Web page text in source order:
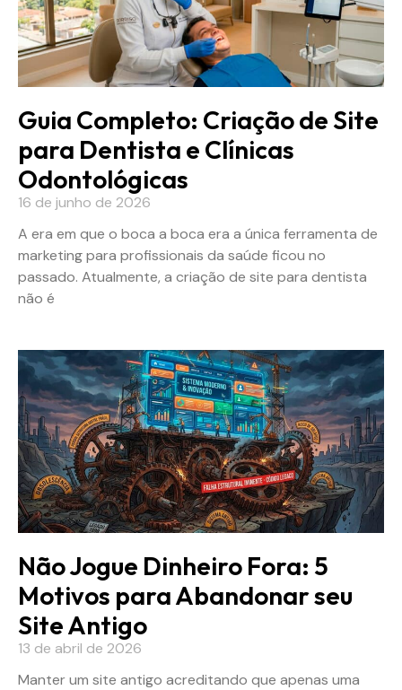
Guia Completo: Criação de Site
para Dentista e Clínicas
Odontológicas
16 de junho de 2026
A era em que o boca a boca era a única ferramenta de
marketing para profissionais da saúde ficou no
passado. Atualmente, a criação de site para dentista
não é
Não Jogue Dinheiro Fora: 5
Motivos para Abandonar seu
Site Antigo
13 de abril de 2026
Manter um site antigo acreditando que apenas uma